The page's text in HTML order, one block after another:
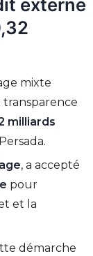
externe
mixte
milliards
, a accepté
pour
et la
démarche